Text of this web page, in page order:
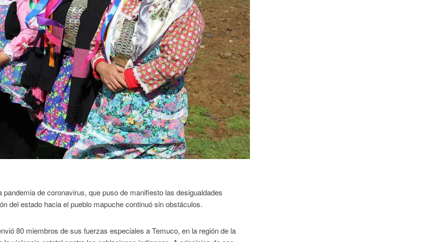
de coronavirus, que puso de manifiesto las desigualdades
del estado hacia el pueblo mapuche continuó sin obstáculos.
80 miembros de sus fuerzas especiales a Temuco, en la región de la